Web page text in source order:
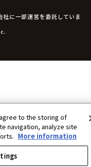
に一部運営を委託していま
to the storing of
navigation, analyze site
More information